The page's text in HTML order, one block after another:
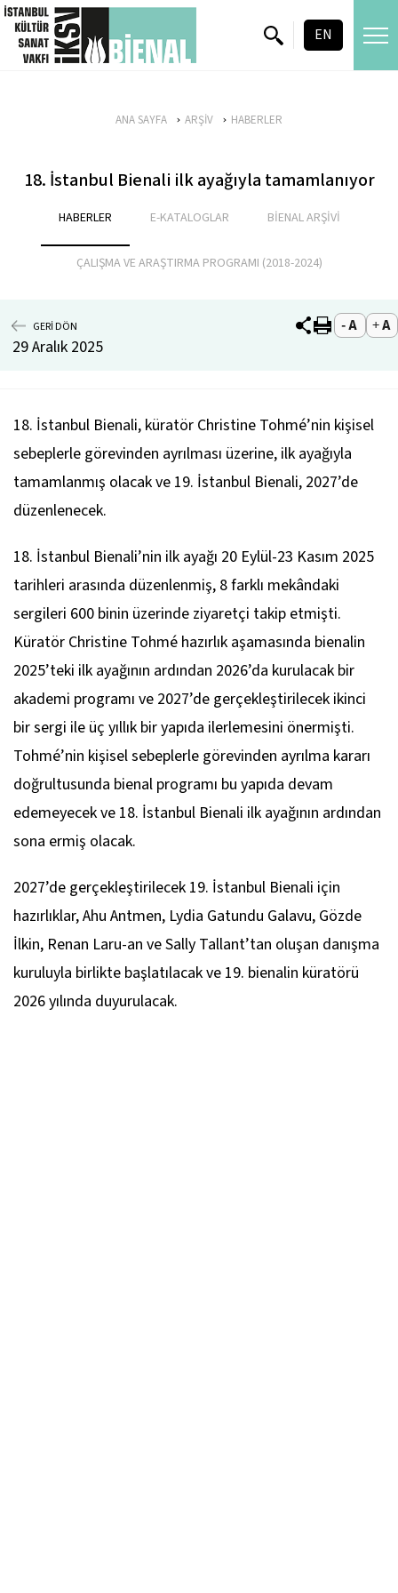
skip content
EN
ANA SAYFA ARŞİV HABERLER
18. İstanbul Bienali ilk ayağıyla tamamlanıyor
HABERLER E-KATALOGLAR BİENAL ARŞİVİ
ÇALIŞMA VE ARAŞTIRMA PROGRAMI (2018-2024)
GERİ DÖN
29 Aralık 2025
18. İstanbul Bienali, küratör Christine Tohmé’nin kişisel
sebeplerle görevinden ayrılması üzerine, ilk ayağıyla
tamamlanmış olacak ve 19. İstanbul Bienali, 2027’de
düzenlenecek.
18. İstanbul Bienali’nin ilk ayağı 20 Eylül-23 Kasım 2025
tarihleri arasında düzenlenmiş, 8 farklı mekândaki
sergileri 600 binin üzerinde ziyaretçi takip etmişti.
Küratör Christine Tohmé hazırlık aşamasında bienalin
2025’teki ilk ayağının ardından 2026’da kurulacak bir
akademi programı ve 2027’de gerçekleştirilecek ikinci
bir sergi ile üç yıllık bir yapıda ilerlemesini önermişti.
Tohmé’nin kişisel sebeplerle görevinden ayrılma kararı
doğrultusunda bienal programı bu yapıda devam
edemeyecek ve 18. İstanbul Bienali ilk ayağının ardından
sona ermiş olacak.
2027’de gerçekleştirilecek 19. İstanbul Bienali için
hazırlıklar, Ahu Antmen, Lydia Gatundu Galavu, Gözde
İlkin, Renan Laru-an ve Sally Tallant’tan oluşan danışma
kuruluyla birlikte başlatılacak ve 19. bienalin küratörü
2026 yılında duyurulacak.